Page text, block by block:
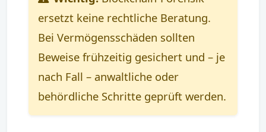
ersetzt keine rechtliche Beratung.
Bei Vermögensschäden sollten
Beweise frühzeitig gesichert und – je
nach Fall – anwaltliche oder
behördliche Schritte geprüft werden.